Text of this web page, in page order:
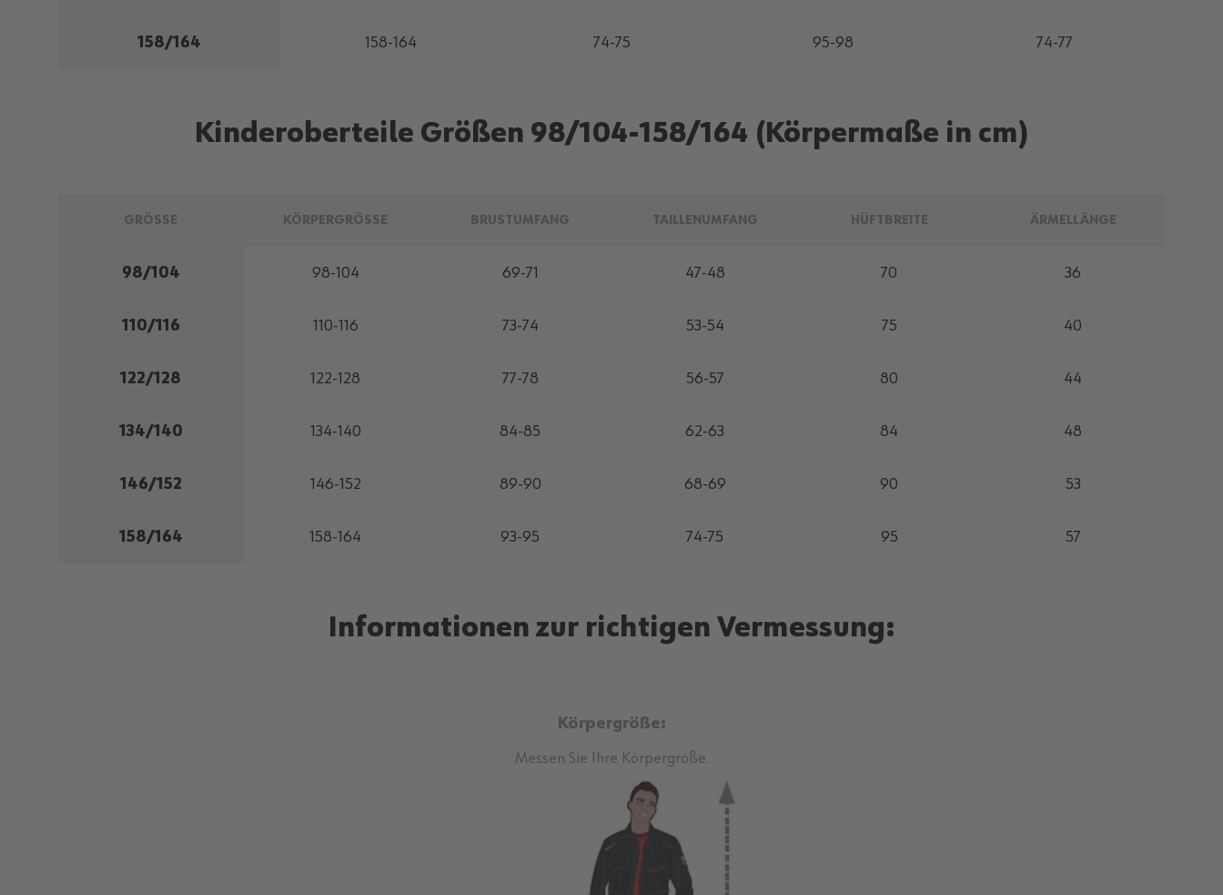
158/164 158-164 74-75 95-98 74-77
Kinderoberteile Größen 98/104-158/164 (Körpermaße in cm)
GRÖSSE KÖRPERGRÖSSE BRUSTUMFANG TAILLENUMFANG HÜFTBREITE ÄRMELLÄNGE
98/104 98-104 69-71 47-48 70 36
110/116 110-116 73-74 53-54 75 40
122/128 122-128 77-78 56-57 80 44
134/140 134-140 84-85 62-63 84 48
146/152 146-152 89-90 68-69 90 53
158/164 158-164 93-95 74-75 95 57
Informationen zur richtigen Vermessung:
Körpergröße:
Messen Sie Ihre Körpergröße.